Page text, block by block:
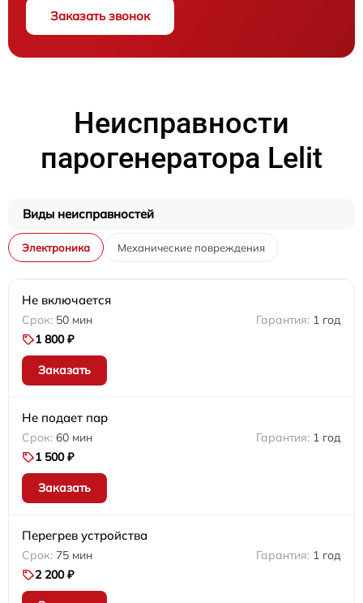
Заказать звонок
Неисправности
парогенератора Lelit
Виды неисправностей
Электроника Механические повреждения
Не включается
50 мин
1 год
1 800 ₽
Заказать
Не подает пар
60 мин
1 год
1 500 ₽
Заказать
Перегрев устройства
75 мин
1 год
2 200 ₽